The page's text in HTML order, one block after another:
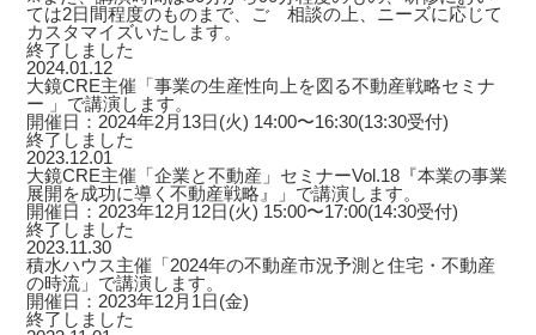
ては2日間程度のものまで、ご゙相談の上、ニーズに応じて
カスタマイズいたします。
終了しました
2024.01.12
大鏡CRE主催「事業の生産性向上を図る不動産戦略セミナ
ー 」で講演します。
開催日：2024年2月13日(火) 14:00〜16:30(13:30受付)
終了しました
2023.12.01
大鏡CRE主催「企業と不動産」セミナーVol.18『本業の事業
展開を成功に導く不動産戦略』」で講演します。
開催日：2023年12月12日(火) 15:00〜17:00(14:30受付)
終了しました
2023.11.30
積水ハウス主催「2024年の不動産市況予測と住宅・不動産
の時流」で講演します。
開催日：2023年12月1日(金)
終了しました